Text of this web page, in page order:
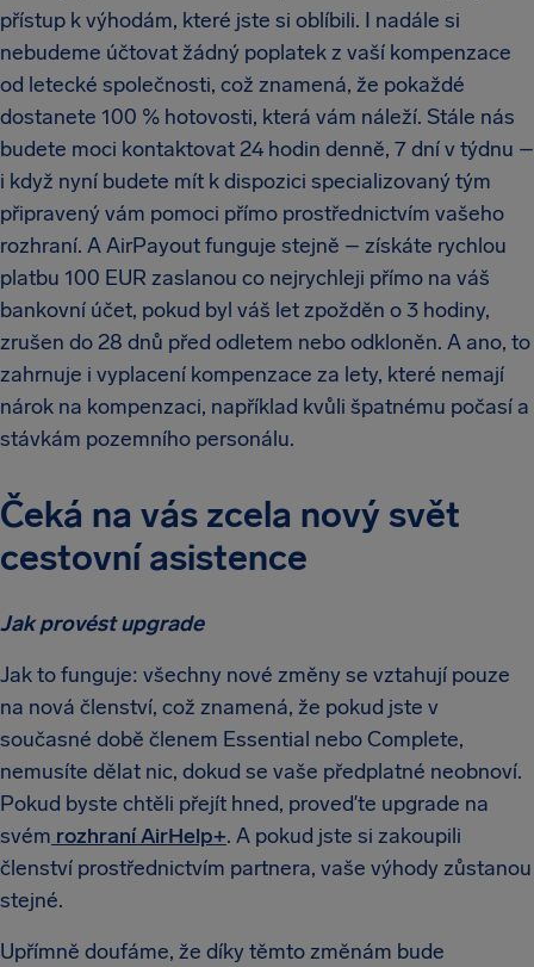
přístup k výhodám, které jste si oblíbili. I nadále si
nebudeme účtovat žádný poplatek z vaší kompenzace
od letecké společnosti, což znamená, že pokaždé
dostanete 100 % hotovosti, která vám náleží. Stále nás
budete moci kontaktovat 24 hodin denně, 7 dní v týdnu –
i když nyní budete mít k dispozici specializovaný tým
připravený vám pomoci přímo prostřednictvím vašeho
rozhraní. A AirPayout funguje stejně – získáte rychlou
platbu 100 EUR zaslanou co nejrychleji přímo na váš
bankovní účet, pokud byl váš let zpožděn o 3 hodiny,
zrušen do 28 dnů před odletem nebo odkloněn. A ano, to
zahrnuje i vyplacení kompenzace za lety, které nemají
nárok na kompenzaci, například kvůli špatnému počasí a
stávkám pozemního personálu.
Čeká na vás zcela nový svět
cestovní asistence
Jak provést upgrade
Jak to funguje: všechny nové změny se vztahují pouze
na nová členství, což znamená, že pokud jste v
současné době členem Essential nebo Complete,
nemusíte dělat nic, dokud se vaše předplatné neobnoví.
Pokud byste chtěli přejít hned, proveďte upgrade na
svém rozhraní AirHelp+. A pokud jste si zakoupili
členství prostřednictvím partnera, vaše výhody zůstanou
stejné.
Upřímně doufáme, že díky těmto změnám bude